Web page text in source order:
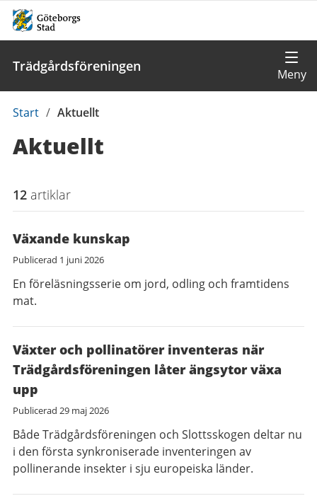
Trädgårdsföreningen
Du
här:
Start / Aktuellt
Aktuellt
12 artiklar
Växande kunskap
Publicerad 1 juni 2026
En föreläsningsserie om jord, odling och framtidens
mat.
Växter och pollinatörer inventeras när
Trädgårdsföreningen låter ängsytor växa
upp
Publicerad 29 maj 2026
Både Trädgårdsföreningen och Slottsskogen deltar nu
i den första synkroniserade inventeringen av
pollinerande insekter i sju europeiska länder.